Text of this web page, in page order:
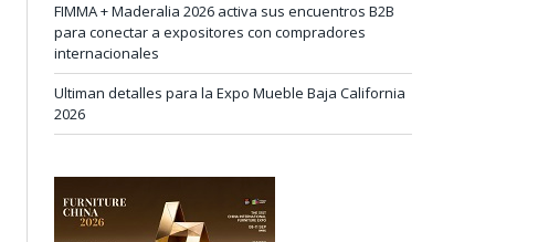
FIMMA + Maderalia 2026 activa sus encuentros B2B
para conectar a expositores con compradores
internacionales
Ultiman detalles para la Expo Mueble Baja California
2026